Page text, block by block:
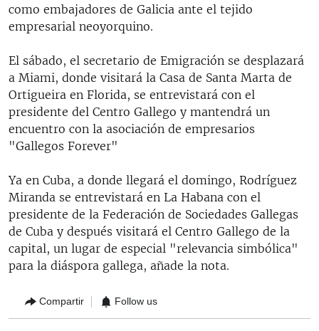
como embajadores de Galicia ante el tejido
empresarial neoyorquino.
El sábado, el secretario de Emigración se desplazará
a Miami, donde visitará la Casa de Santa Marta de
Ortigueira en Florida, se entrevistará con el
presidente del Centro Gallego y mantendrá un
encuentro con la asociación de empresarios
"Gallegos Forever"
Ya en Cuba, a donde llegará el domingo, Rodríguez
Miranda se entrevistará en La Habana con el
presidente de la Federación de Sociedades Gallegas
de Cuba y después visitará el Centro Gallego de la
capital, un lugar de especial "relevancia simbólica"
para la diáspora gallega, añade la nota.
Compartir Follow us